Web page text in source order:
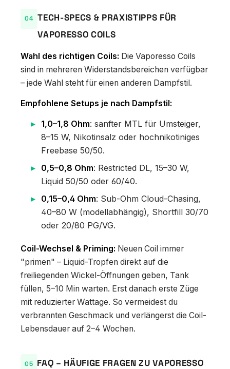
TECH-SPECS & PRAXISTIPPS FÜR
VAPORESSO COILS
Wahl des richtigen Coils: Die Vaporesso Coils
sind in mehreren Widerstandsbereichen verfügbar
– jede Wahl steht für einen anderen Dampfstil.
Empfohlene Setups je nach Dampfstil:
1,0–1,8 Ohm: sanfter MTL für Umsteiger,
8–15 W, Nikotinsalz oder hochnikotiniges
Freebase 50/50.
0,5–0,8 Ohm: Restricted DL, 15–30 W,
Liquid 50/50 oder 60/40.
0,15–0,4 Ohm: Sub-Ohm Cloud-Chasing,
40–80 W (modellabhängig), Shortfill 30/70
oder 20/80 PG/VG.
Coil-Wechsel & Priming: Neuen Coil immer
"primen" – Liquid-Tropfen direkt auf die
freiliegenden Wickel-Öffnungen geben, Tank
füllen, 5–10 Min warten. Erst danach erste Züge
mit reduzierter Wattage. So vermeidest du
verbrannten Geschmack und verlängerst die Coil-
Lebensdauer auf 2–4 Wochen.
FAQ – HÄUFIGE FRAGEN ZU VAPORESSO